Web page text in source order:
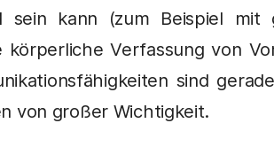
sein kann (zum Beispiel mit
Verfassung von
sind
von großer Wichtigkeit.